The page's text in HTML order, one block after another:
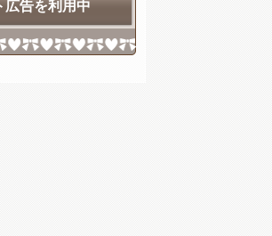
広告を利用中